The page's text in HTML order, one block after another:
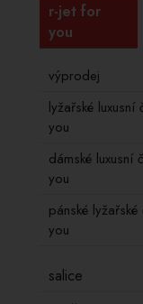
r-jet for
you
výprodej
lyžařské
you
dámské luxusní
you
pánské
you
salice